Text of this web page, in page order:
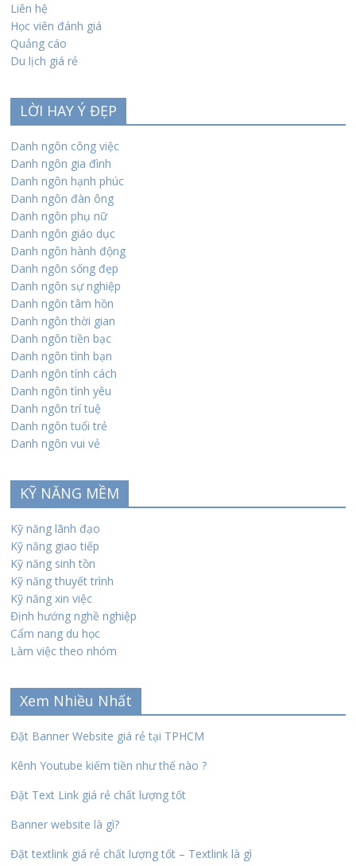
Liên hệ
Học viên đánh giá
Quảng cáo
Du lịch giá rẻ
LỜI HAY Ý ĐẸP
Danh ngôn công việc
Danh ngôn gia đình
Danh ngôn hạnh phúc
Danh ngôn đàn ông
Danh ngôn phụ nữ
Danh ngôn giáo dục
Danh ngôn hành động
Danh ngôn sống đẹp
Danh ngôn sự nghiệp
Danh ngôn tâm hồn
Danh ngôn thời gian
Danh ngôn tiền bạc
Danh ngôn tình bạn
Danh ngôn tính cách
Danh ngôn tình yêu
Danh ngôn trí tuệ
Danh ngôn tuổi trẻ
Danh ngôn vui vẻ
KỸ NĂNG MỀM
Kỹ năng lãnh đạo
Kỹ năng giao tiếp
Kỹ năng sinh tồn
Kỹ năng thuyết trình
Kỹ năng xin việc
Định hướng nghề nghiệp
Cẩm nang du học
Làm việc theo nhóm
Xem Nhiều Nhất
Đặt Banner Website giá rẻ tại TPHCM
Kênh Youtube kiếm tiền như thế nào ?
Đặt Text Link giá rẻ chất lượng tốt
Banner website là gì?
Đặt textlink giá rẻ chất lượng tốt – Textlink là gì